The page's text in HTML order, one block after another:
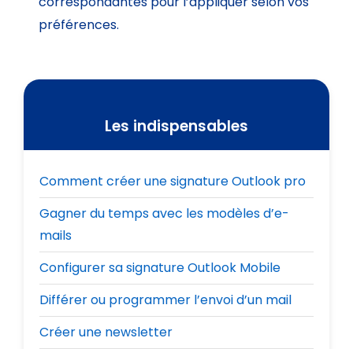
préférences.
Les indispensables
Comment créer une signature Outlook pro
Gagner du temps avec les modèles d’e-
mails
Configurer sa signature Outlook Mobile
Différer ou programmer l’envoi d’un mail
Créer une newsletter